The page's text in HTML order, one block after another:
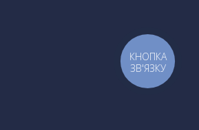
КНОПКА
ЗВ'ЯЗКУ